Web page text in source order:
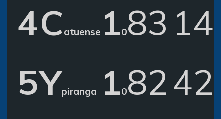
4Catuense 1083 14
5Ypiranga 108242